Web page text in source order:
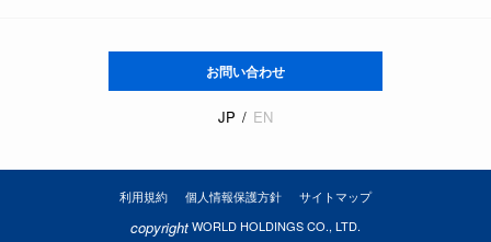
お問い合わせ
JP EN
利用規約 個人情報保護方針 サイトマップ
copyrightWORLD HOLDINGS CO., LTD.